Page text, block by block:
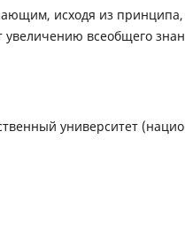
исходя из
увеличению всеобщего
университет